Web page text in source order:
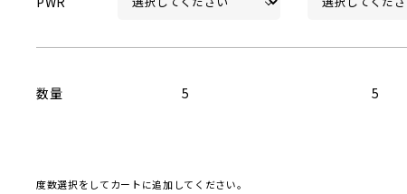
数量 5 5
度数選択をしてカートに追加してください。